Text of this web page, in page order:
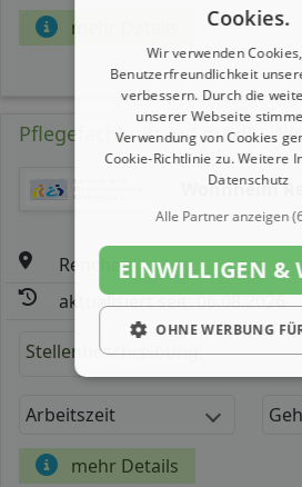
mehr Details
Pflegefachkraft (w/ m/ d) - Wir
Wohnheim
Renchen
aktualisiert seit: 06.08.2026
Stellenbeschreibung:
Arbeitszeit
mehr Details
Cookies.
Wir verwenden
Benutzerfreundlichkeit
verbessern. Durch die
unserer Webseite
Verwendung von Cookies
Cookie-Richtlinie zu.Weitere
Datenschutz
Alle Partner anzeigen
EINWILLIGEN &
OHNE WERBUNG